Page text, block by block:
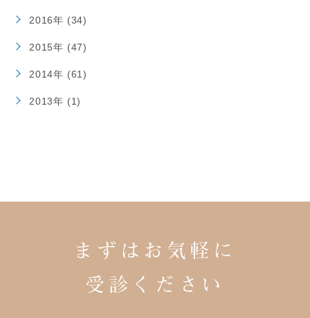
2016年 (34)
2015年 (47)
2014年 (61)
2013年 (1)
まずはお気軽に
受診ください